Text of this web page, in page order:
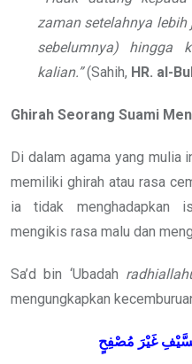
zaman setelahnya
sebelumnya) hingga
kalian.”(Sahih, HR. al-
Ghirah Seorang Suami
Di dalam agama yang mulia
memiliki ghirah atau rasa
ia tidak menghadapkan
mengikis rasa malu dan
Sa’d bin ‘Ubadah
mengungkapkan
غَيْرَ مُصْفِحٍ